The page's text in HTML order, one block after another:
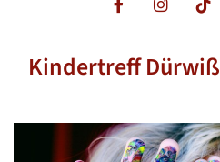
Kindertreff Dürwiß